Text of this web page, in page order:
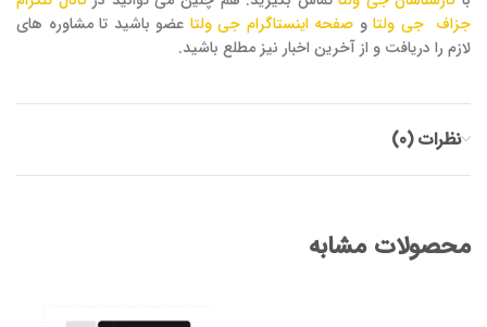
جزاف جی ولتاو صفحه اینستاگرام جی ولتا عضو باشید تا مشاوره های
لازم را دریافت و از آخرین اخبار نیز مطلع باشید.
نظرات (0)
محصولات مشابه